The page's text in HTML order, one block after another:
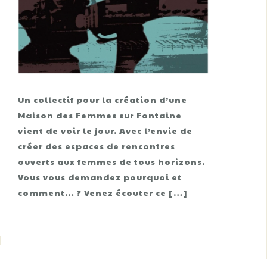
Un collectif pour la création d’une
Maison des Femmes sur Fontaine
vient de voir le jour. Avec l’envie de
créer des espaces de rencontres
ouverts aux femmes de tous horizons.
Vous vous demandez pourquoi et
comment… ? Venez écouter ce […]